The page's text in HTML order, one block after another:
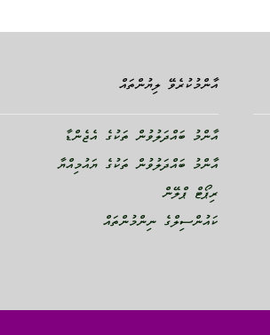
އާންމުކުރެވޭ ލިޔުންތައް
އާންމު ބައްދަލުވުން ތަކުގެ އެޖެންޑާ
އާންމު ބައްދަލުވުން ތަކުގެ ޔައުމިއްޔާ
ރިޕޯޓް ޕްލޭން
ކައުންސިލްގެ ނިންމުންތައް